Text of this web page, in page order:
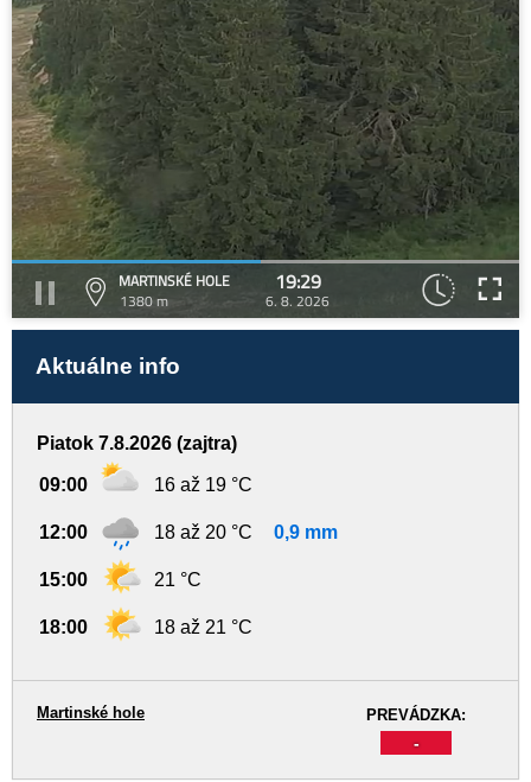
MARTINSKÉ HOLE
1380 m
19:29
6. 8. 2026
Aktuálne info
Piatok 7.8.2026 (zajtra)
09:00 16 až 19 °C
12:00 18 až 20 °C 0,9 mm
15:00 21 °C
18:00 18 až 21 °C
PREVÁDZKA:
-
Martinské hole